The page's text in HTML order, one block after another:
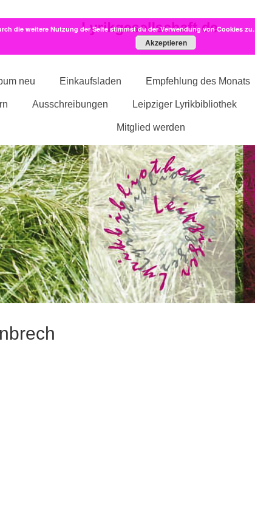
neu Einkaufsladen Empfehlung des Monats
Ausschreibungen Leipziger Lyrikbibliothek
Mitglied werden
die weitere Nutzung der Seite stimmst du der Verwendung von Cookies zu.
Akzeptieren